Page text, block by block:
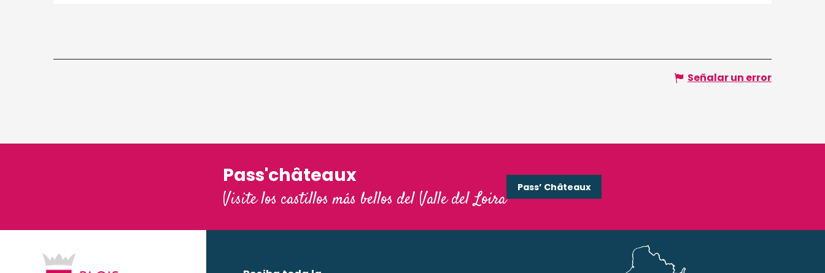
Señalar un error
Pass'châteaux
Visite los castillos más bellos del Valle del Loira
Pass’ Châteaux